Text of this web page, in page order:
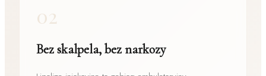
02
Bez skalpela, bez narkozy